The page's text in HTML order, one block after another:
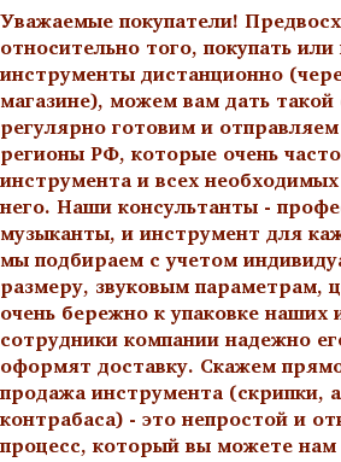
Уважаемые покупатели!
относительно того, покупать или
инструменты дистанционно
магазине), можем вам дать
регулярно готовим и
регионы РФ, которые очень
инструмента и всех
него. Наши консультанты -
музыканты, и инструмент для
мы подбираем с учетом
размеру, звуковым параметрам,
очень бережно к упаковке наших
сотрудники компании надежно
оформят доставку. Скажем
продажа инструмента (скрипки,
контрабаса) - это непростой и
процесс, который вы можете нам